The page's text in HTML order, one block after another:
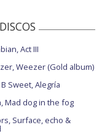
Act III
Weezer (Gold album)
Sweet, Alegría
Mad dog in the fog
Surface, echo &